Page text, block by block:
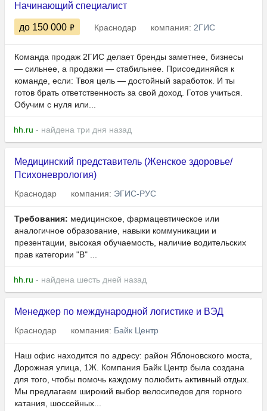
Начинающий специалист
до 150 000 Краснодар компания: 2ГИС
Команда продаж 2ГИС делает бренды заметнее, бизнесы
— сильнее, а продажи — стабильнее. Присоединяйся к
команде, если: Твоя цель — достойный заработок. И ты
готов брать ответственность за свой доход. Готов учиться.
Обучим с нуля или...
hh.ru - найдена три дня назад
Медицинский представитель (Женское здоровье/
Психоневрология)
Краснодар компания: ЭГИС-РУС
Требования: медицинское, фармацевтическое или
аналогичное образование, навыки коммуникации и
презентации, высокая обучаемость, наличие водительских
прав категории "В" ...
hh.ru - найдена шесть дней назад
Менеджер по международной логистике и ВЭД
Краснодар компания: Байк Центр
Наш офис находится по адресу: район Яблоновского моста,
Дорожная улица, 1Ж. Компания Байк Центр была создана
для того, чтобы помочь каждому полюбить активный отдых.
Мы предлагаем широкий выбор велосипедов для горного
катания, шоссейных...